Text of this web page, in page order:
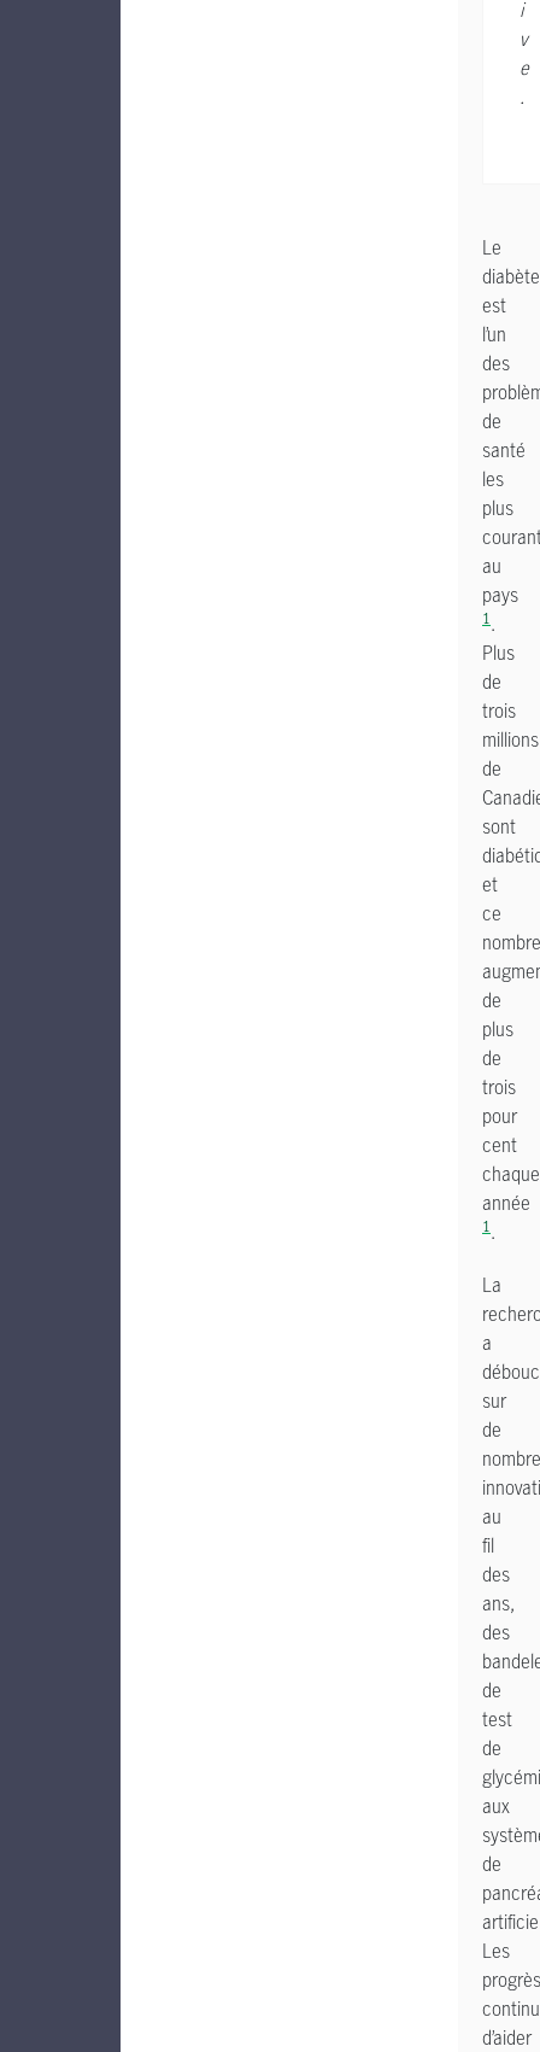
i
v
e
.
Le
diabète
est
l’un
des
de
santé
les
plus
au
pays
1.
Plus
de
trois
millions
de
sont
et
ce
nombre
de
plus
de
trois
pour
cent
chaque
année
1.
La
a
sur
de
au
fil
des
ans,
des
de
test
de
aux
de
Les
progrès
d’aider